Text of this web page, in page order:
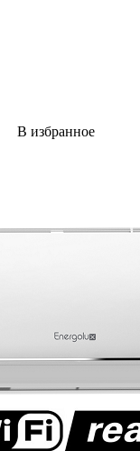
В избранное